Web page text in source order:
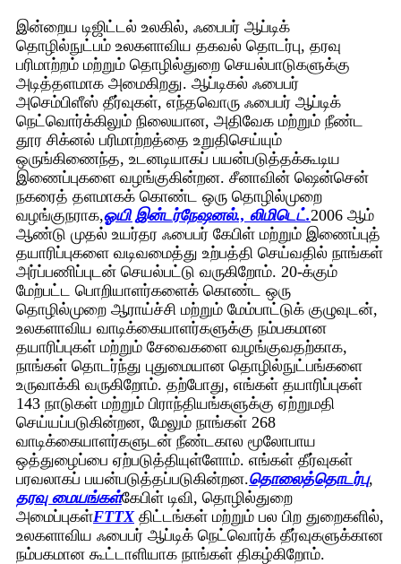
இன்றைய டிஜிட்டல் உலகில், ஃபைபர் ஆப்டிக்
தொழில்நுட்பம் உலகளாவிய தகவல் தொடர்பு, தரவு
பரிமாற்றம் மற்றும் தொழில்துறை செயல்பாடுகளுக்கு
அடித்தளமாக அமைகிறது. ஆப்டிகல் ஃபைபர்
அசெம்பிளீஸ் தீர்வுகள், எந்தவொரு ஃபைபர் ஆப்டிக்
நெட்வொர்க்கிலும் நிலையான, அதிவேக மற்றும் நீண்ட
தூர சிக்னல் பரிமாற்றத்தை உறுதிசெய்யும்
ஒருங்கிணைந்த, உடனடியாகப் பயன்படுத்தக்கூடிய
இணைப்புகளை வழங்குகின்றன. சீனாவின் ஷென்சென்
நகரைத் தளமாகக் கொண்ட ஒரு தொழில்முறை
வழங்குநராக,ஓயி இன்டர்நேஷனல்., லிமிடெட்.2006 ஆம்
ஆண்டு முதல் உயர்தர ஃபைபர் கேபிள் மற்றும் இணைப்புத்
தயாரிப்புகளை வடிவமைத்து உற்பத்தி செய்வதில் நாங்கள்
அர்ப்பணிப்புடன் செயல்பட்டு வருகிறோம். 20-க்கும்
மேற்பட்ட பொறியாளர்களைக் கொண்ட ஒரு
தொழில்முறை ஆராய்ச்சி மற்றும் மேம்பாட்டுக் குழுவுடன்,
உலகளாவிய வாடிக்கையாளர்களுக்கு நம்பகமான
தயாரிப்புகள் மற்றும் சேவைகளை வழங்குவதற்காக,
நாங்கள் தொடர்ந்து புதுமையான தொழில்நுட்பங்களை
உருவாக்கி வருகிறோம். தற்போது, ​​எங்கள் தயாரிப்புகள்
143 நாடுகள் மற்றும் பிராந்தியங்களுக்கு ஏற்றுமதி
செய்யப்படுகின்றன, மேலும் நாங்கள் 268
வாடிக்கையாளர்களுடன் நீண்டகால மூலோபாய
ஒத்துழைப்பை ஏற்படுத்தியுள்ளோம். எங்கள் தீர்வுகள்
பரவலாகப் பயன்படுத்தப்படுகின்றன.தொலைத்தொடர்பு,
தரவு மையங்கள்கேபிள் டிவி, தொழில்துறை
அமைப்புகள்FTTX திட்டங்கள் மற்றும் பல பிற துறைகளில்,
உலகளாவிய ஃபைபர் ஆப்டிக் நெட்வொர்க் தீர்வுகளுக்கான
நம்பகமான கூட்டாளியாக நாங்கள் திகழ்கிறோம்.